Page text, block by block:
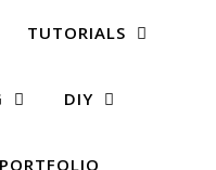
TUTORIALS
DIY
PORTFOLIO